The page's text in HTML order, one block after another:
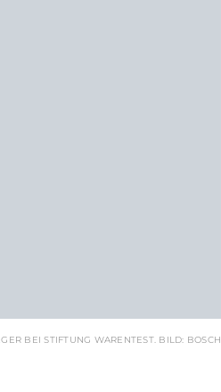
BEI STIFTUNG WARENTEST. BILD: BOSCH